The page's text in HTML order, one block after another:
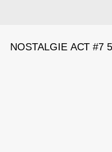
NOSTALGIE АСТ #7